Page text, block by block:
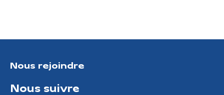
Nous rejoindre
Nous suivre